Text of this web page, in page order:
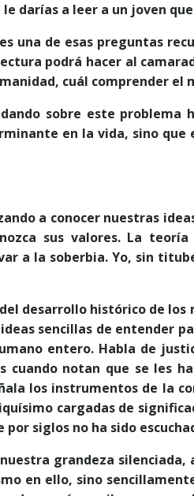
le darías a leer a un joven
una de esas preguntas
podrá hacer al
cuál comprender el
sobre este problema
en la vida, sino
a conocer nuestras
sus valores. La
a la soberbia. Yo, sin
desarrollo histórico de los
sencillas de entender
entero. Habla de
notan que se les
los instrumentos de la
cargadas de
por siglos no ha sido
grandeza
en ello, sino